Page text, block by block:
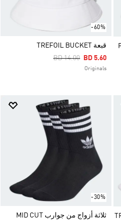
-60%
قبعة TREFOIL BUCKET
Price Reduced From
BD 14.00ToBD 5.60
Originals
-30%
ثلاثة أزواج من جوارب MID CUT